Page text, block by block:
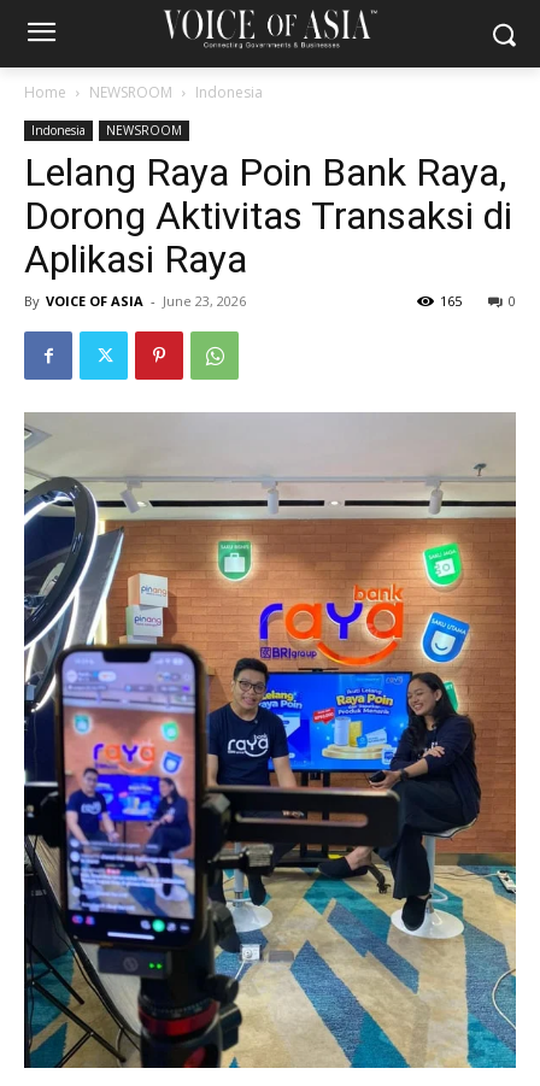
Home NEWSROOM Indonesia
Indonesia NEWSROOM
Lelang Raya Poin Bank Raya,
Dorong Aktivitas Transaksi di
Aplikasi Raya
By VOICE OF ASIA - June 23, 2026 0
165